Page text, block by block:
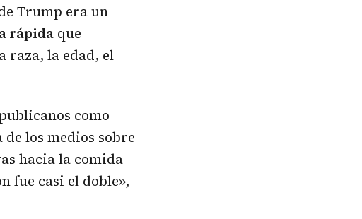
Trump era un
rápida que
raza, la edad, el
como
los medios sobre
hacia la comida
fue casi el doble»,